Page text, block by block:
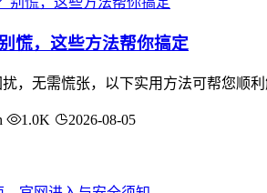
慌，这些方法帮你搞定
，无需慌张，以下实用方法可帮您顺
1.0K 2026-08-05